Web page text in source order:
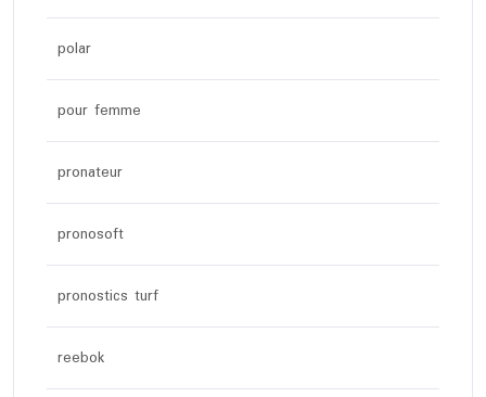
polar
pour femme
pronateur
pronosoft
pronostics turf
reebok